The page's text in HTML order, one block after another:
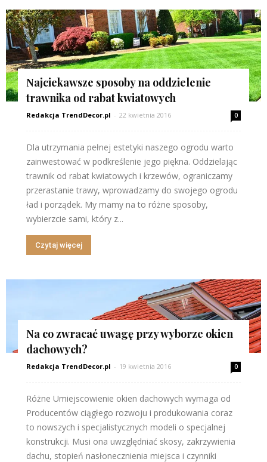
Najciekawsze sposoby na oddzielenie
trawnika od rabat kwiatowych
Redakcja TrendDecor.pl - 22 kwietnia 2016 0
Dla utrzymania pełnej estetyki naszego ogrodu warto
zainwestować w podkreślenie jego piękna. Oddzielając
trawnik od rabat kwiatowych i krzewów, ograniczamy
przerastanie trawy, wprowadzamy do swojego ogrodu
ład i porządek. My mamy na to różne sposoby,
wybierzcie sami, który z...
Czytaj więcej
Na co zwracać uwagę przy wyborze okien
dachowych?
Redakcja TrendDecor.pl - 19 kwietnia 2016 0
Różne Umiejscowienie okien dachowych wymaga od
Producentów ciągłego rozwoju i produkowania coraz
to nowszych i specjalistycznych modeli o specjalnej
konstrukcji. Musi ona uwzględniać skosy, zakrzywienia
dachu, stopień nasłonecznienia miejsca i czynniki